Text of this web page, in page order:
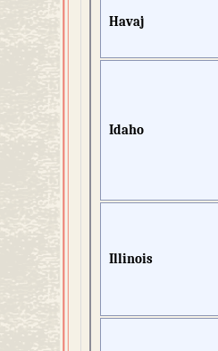
Havaj
Idaho
Illinois